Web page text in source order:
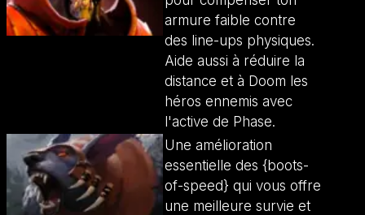
armure faible contre
des line-ups physiques.
Aide aussi à réduire la
distance et à Doom les
héros ennemis avec
l'active de Phase.
Une amélioration
essentielle des {boots-
of-speed} qui vous offre
une meilleure survie et